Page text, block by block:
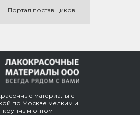
Портал поставщиков
материалы с
по Москве мелким и
крупным оптом